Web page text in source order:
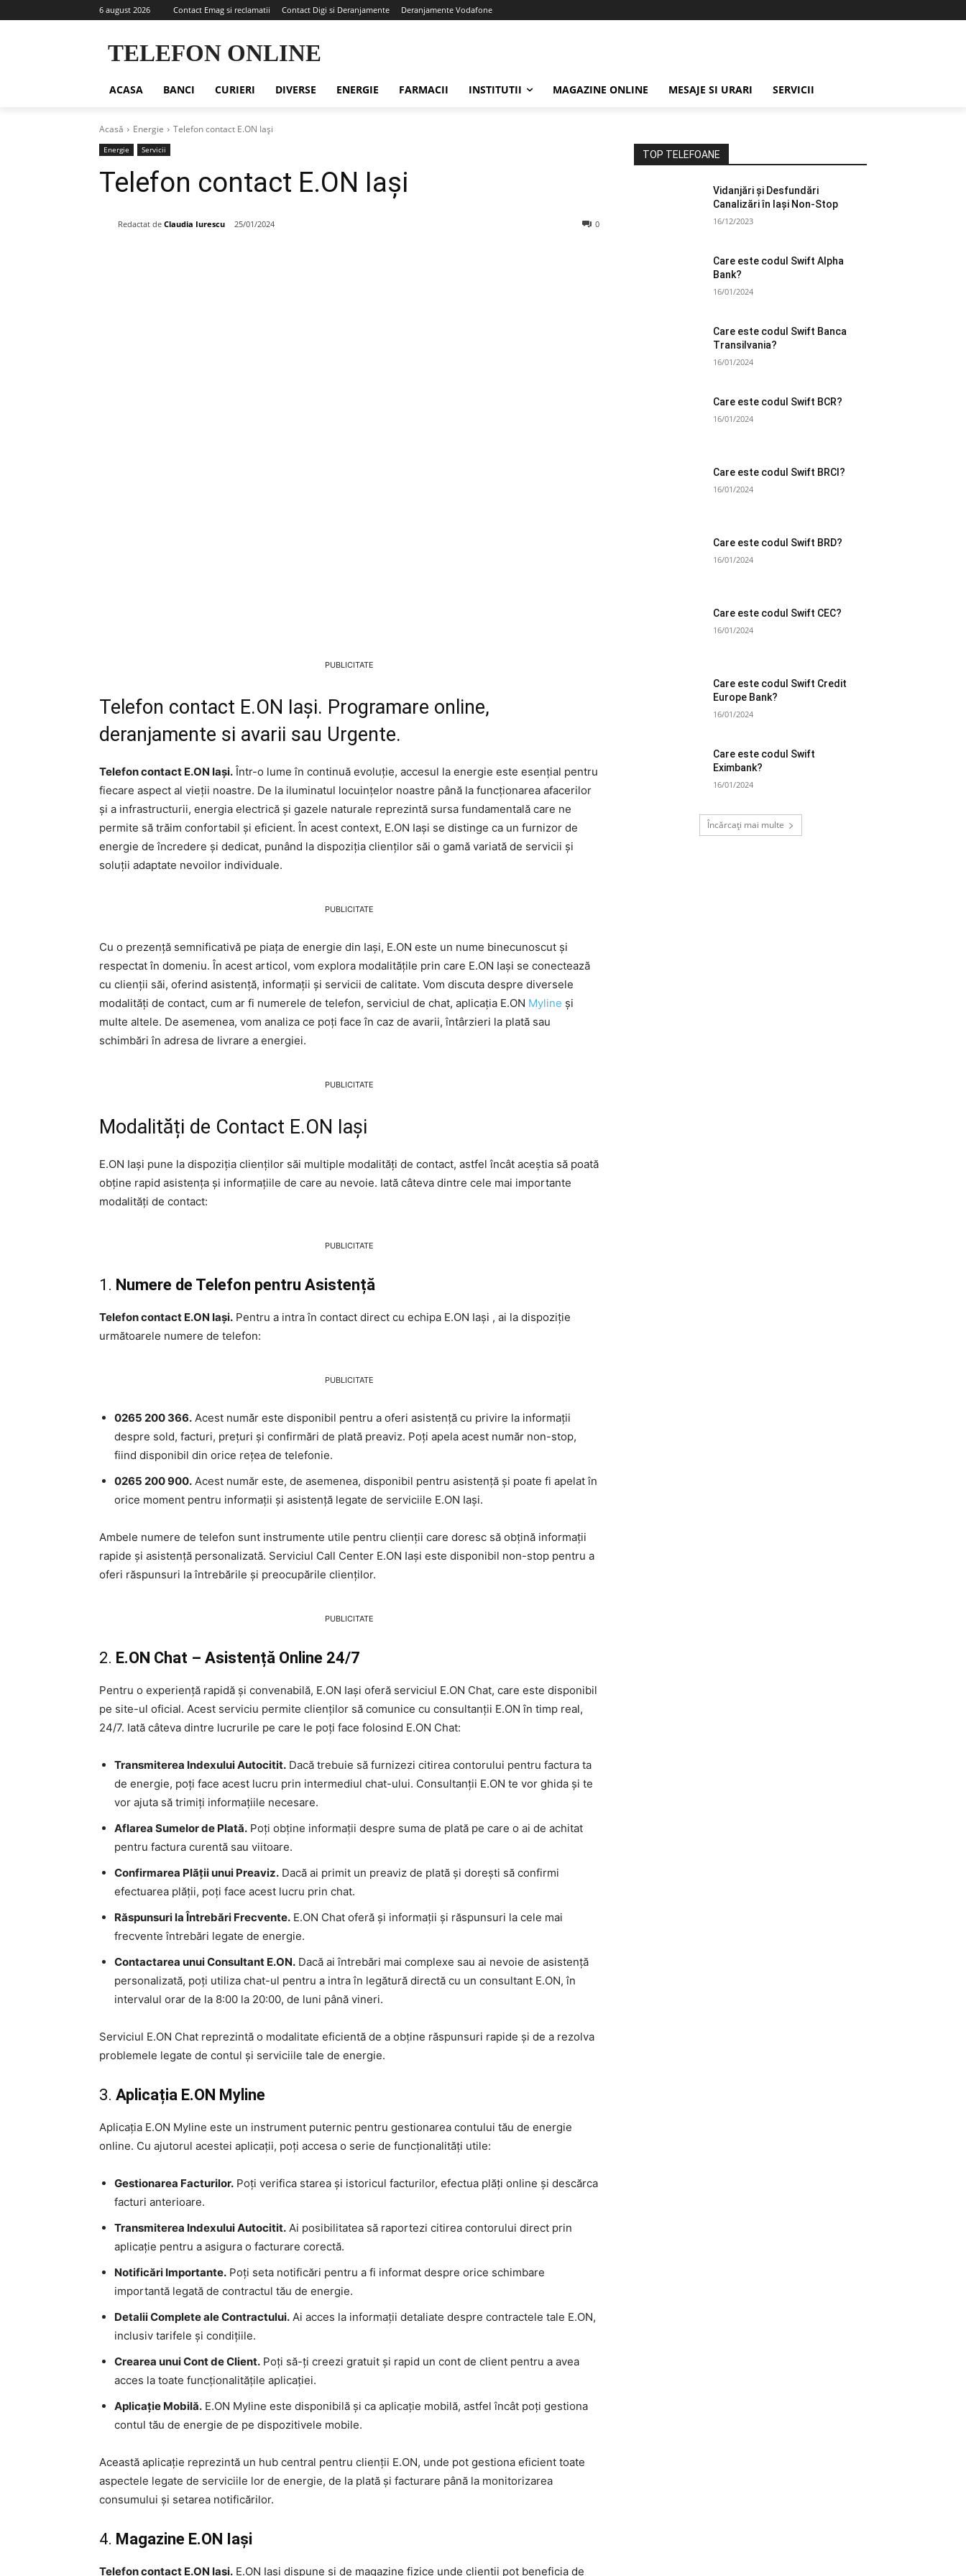
6 august 2026 Contact Emag si reclamatii Contact Digi si Deranjamente Deranjamente Vodafone
TELEFON ONLINE
ACASA BANCI CURIERI DIVERSE ENERGIE FARMACII INSTITUTII MAGAZINE ONLINE MESAJE SI URARI SERVICII
Acasă Energie Telefon contact E.ON Iași
Energie Servicii
Telefon contact E.ON Iași
Redactat de Claudia Iurescu 25/01/2024 0
PUBLICITATE
Telefon contact E.ON Iași. Programare online,
deranjamente si avarii sau Urgente.
Telefon contact E.ON Iași. Într-o lume în continuă evoluție, accesul la energie este esențial pentru
fiecare aspect al vieții noastre. De la iluminatul locuințelor noastre până la funcționarea afacerilor
și a infrastructurii, energia electrică și gazele naturale reprezintă sursa fundamentală care ne
permite să trăim confortabil și eficient. În acest context, E.ON Iași se distinge ca un furnizor de
energie de încredere și dedicat, punând la dispoziția clienților săi o gamă variată de servicii și
soluții adaptate nevoilor individuale.
PUBLICITATE
Cu o prezență semnificativă pe piața de energie din Iași, E.ON este un nume binecunoscut și
respectat în domeniu. În acest articol, vom explora modalitățile prin care E.ON Iași se conectează
cu clienții săi, oferind asistență, informații și servicii de calitate. Vom discuta despre diversele
modalități de contact, cum ar fi numerele de telefon, serviciul de chat, aplicația E.ON Myline și
multe altele. De asemenea, vom analiza ce poți face în caz de avarii, întârzieri la plată sau
schimbări în adresa de livrare a energiei.
PUBLICITATE
Modalități de Contact E.ON Iași
E.ON Iași pune la dispoziția clienților săi multiple modalități de contact, astfel încât aceștia să poată
obține rapid asistența și informațiile de care au nevoie. Iată câteva dintre cele mai importante
modalități de contact:
PUBLICITATE
1. Numere de Telefon pentru Asistență
Telefon contact E.ON Iași. Pentru a intra în contact direct cu echipa E.ON Iași , ai la dispoziție
următoarele numere de telefon:
PUBLICITATE
0265 200 366. Acest număr este disponibil pentru a oferi asistență cu privire la informații
despre sold, facturi, prețuri și confirmări de plată preaviz. Poți apela acest număr non-stop,
fiind disponibil din orice rețea de telefonie.
0265 200 900. Acest număr este, de asemenea, disponibil pentru asistență și poate fi apelat în
orice moment pentru informații și asistență legate de serviciile E.ON Iași.
Ambele numere de telefon sunt instrumente utile pentru clienții care doresc să obțină informații
rapide și asistență personalizată. Serviciul Call Center E.ON Iași este disponibil non-stop pentru a
oferi răspunsuri la întrebările și preocupările clienților.
PUBLICITATE
2. E.ON Chat – Asistență Online 24/7
Pentru o experiență rapidă și convenabilă, E.ON Iași oferă serviciul E.ON Chat, care este disponibil
pe site-ul oficial. Acest serviciu permite clienților să comunice cu consultanții E.ON în timp real,
24/7. Iată câteva dintre lucrurile pe care le poți face folosind E.ON Chat:
Transmiterea Indexului Autocitit. Dacă trebuie să furnizezi citirea contorului pentru factura ta
de energie, poți face acest lucru prin intermediul chat-ului. Consultanții E.ON te vor ghida și te
vor ajuta să trimiți informațiile necesare.
Aflarea Sumelor de Plată. Poți obține informații despre suma de plată pe care o ai de achitat
pentru factura curentă sau viitoare.
Confirmarea Plății unui Preaviz. Dacă ai primit un preaviz de plată și dorești să confirmi
efectuarea plății, poți face acest lucru prin chat.
Răspunsuri la Întrebări Frecvente. E.ON Chat oferă și informații și răspunsuri la cele mai
frecvente întrebări legate de energie.
Contactarea unui Consultant E.ON. Dacă ai întrebări mai complexe sau ai nevoie de asistență
personalizată, poți utiliza chat-ul pentru a intra în legătură directă cu un consultant E.ON, în
intervalul orar de la 8:00 la 20:00, de luni până vineri.
Serviciul E.ON Chat reprezintă o modalitate eficientă de a obține răspunsuri rapide și de a rezolva
problemele legate de contul și serviciile tale de energie.
3. Aplicația E.ON Myline
Aplicația E.ON Myline este un instrument puternic pentru gestionarea contului tău de energie
online. Cu ajutorul acestei aplicații, poți accesa o serie de funcționalități utile:
Gestionarea Facturilor. Poți verifica starea și istoricul facturilor, efectua plăți online și descărca
facturi anterioare.
Transmiterea Indexului Autocitit. Ai posibilitatea să raportezi citirea contorului direct prin
aplicație pentru a asigura o facturare corectă.
Notificări Importante. Poți seta notificări pentru a fi informat despre orice schimbare
importantă legată de contractul tău de energie.
Detalii Complete ale Contractului. Ai acces la informații detaliate despre contractele tale E.ON,
inclusiv tarifele și condițiile.
Crearea unui Cont de Client. Poți să-ți creezi gratuit și rapid un cont de client pentru a avea
acces la toate funcționalitățile aplicației.
Aplicație Mobilă. E.ON Myline este disponibilă și ca aplicație mobilă, astfel încât poți gestiona
contul tău de energie de pe dispozitivele mobile.
Această aplicație reprezintă un hub central pentru clienții E.ON, unde pot gestiona eficient toate
aspectele legate de serviciile lor de energie, de la plată și facturare până la monitorizarea
consumului și setarea notificărilor.
4. Magazine E.ON Iași
Telefon contact E.ON Iași. E.ON Iași dispune și de magazine fizice unde clienții pot beneficia de
TOP TELEFOANE
Vidanjări și Desfundări
Canalizări în Iași Non-Stop
16/12/2023
Care este codul Swift Alpha
Bank?
16/01/2024
Care este codul Swift Banca
Transilvania?
16/01/2024
Care este codul Swift BCR?
16/01/2024
Care este codul Swift BRCI?
16/01/2024
Care este codul Swift BRD?
16/01/2024
Care este codul Swift CEC?
16/01/2024
Care este codul Swift Credit
Europe Bank?
16/01/2024
Care este codul Swift
Eximbank?
16/01/2024
Încărcați mai multe